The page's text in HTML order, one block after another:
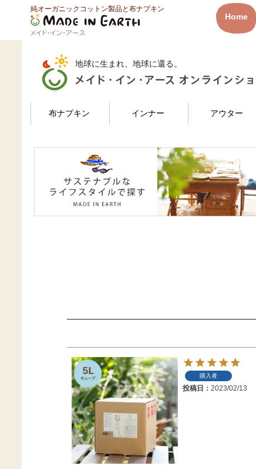
純オーガニックコットン製品と布ナプキン
Home
HOME たかさんのレビュー
地球に生まれ、地球に還る。
検索
布ナプキン インナー アウター
購入者
投稿日 2023/02/13